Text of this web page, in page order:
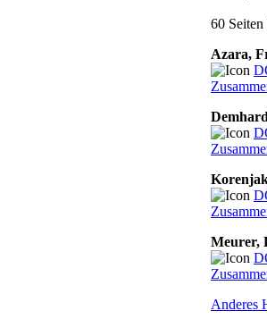
60 Seiten
Azara,
Meurer,
Anderes